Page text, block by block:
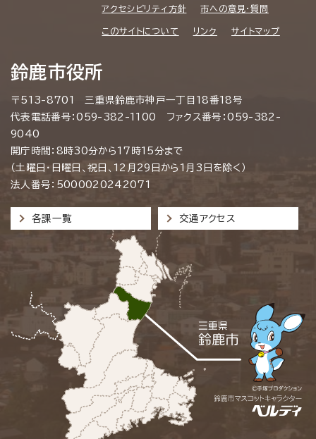
アクセシビリティ方針 市への意見・質問
このサイトについて リンク サイトマップ
鈴鹿市役所
〒513-8701 三重県鈴鹿市神戸一丁目18番18号
代表電話番号：059-382-1100 ファクス番号：059-382-
9040
開庁時間：8時30分から17時15分まで
（土曜日・日曜日、祝日、12月29日から1月3日を除く）
法人番号：5000020242071
各課一覧 交通アクセス